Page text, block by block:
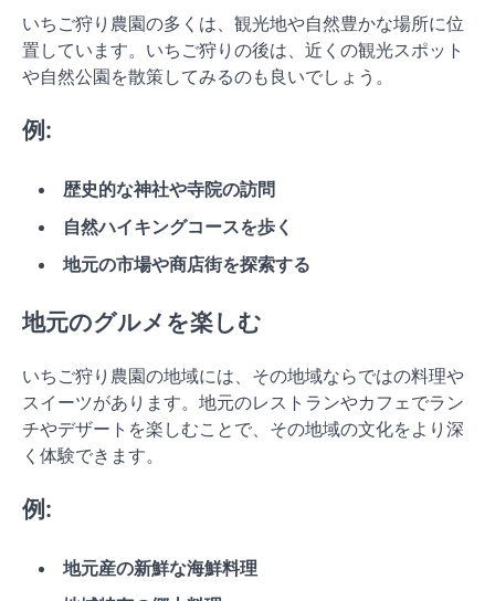
いちご狩り農園の多くは、観光地や自然豊かな場所に位
置しています。いちご狩りの後は、近くの観光スポット
や自然公園を散策してみるのも良いでしょう。
例:
歴史的な神社や寺院の訪問
自然ハイキングコースを歩く
地元の市場や商店街を探索する
地元のグルメを楽しむ
いちご狩り農園の地域には、その地域ならではの料理や
スイーツがあります。地元のレストランやカフェでラン
チやデザートを楽しむことで、その地域の文化をより深
く体験できます。
例:
地元産の新鮮な海鮮料理